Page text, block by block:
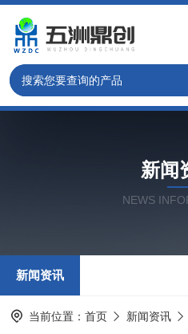
新闻
NEWS
新闻资讯
当前位置： 首页 新闻资讯